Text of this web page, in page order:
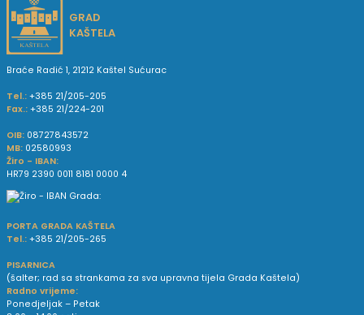
GRAD
KAŠTELA
Braće Radić 1, 21212 Kaštel Sućurac
Tel.: +385 21/205-205
Fax.: +385 21/224-201
OIB: 08727843572
MB: 02580993
Žiro - IBAN:
HR79 2390 0011 8181 0000 4
PORTA GRADA KAŠTELA
Tel.: +385 21/205-265
PISARNICA
(šalter; rad sa strankama za sva upravna tijela Grada Kaštela)
Radno vrijeme:
Ponedjeljak – Petak